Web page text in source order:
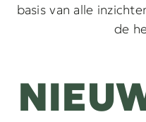
basis van alle
de